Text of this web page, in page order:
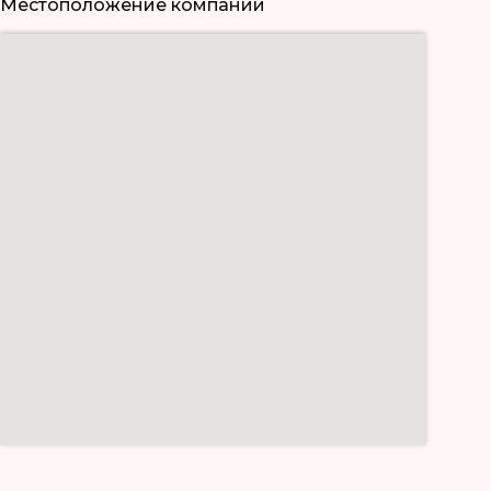
Местоположение компании